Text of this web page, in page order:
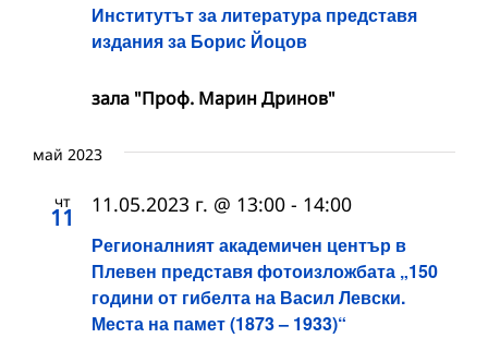
Институтът за литература представя
издания за Борис Йоцов
зала "Проф. Марин Дринов"
май 2023
чт
11
Регионалният академичен център в
Плевен представя фотоизложбата „150
години от гибелта на Васил Левски.
Места на памет (1873 – 1933)“
11.05.2023 г. @ 13:00 - 14:00